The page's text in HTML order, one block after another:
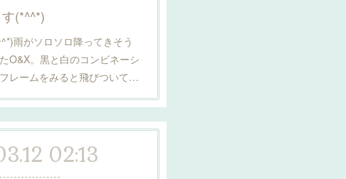
(*^^*)
雨がソロソロ降ってきそう
O&X。黒と白のコンビネーシ
レームをみると飛びついて…
02:13